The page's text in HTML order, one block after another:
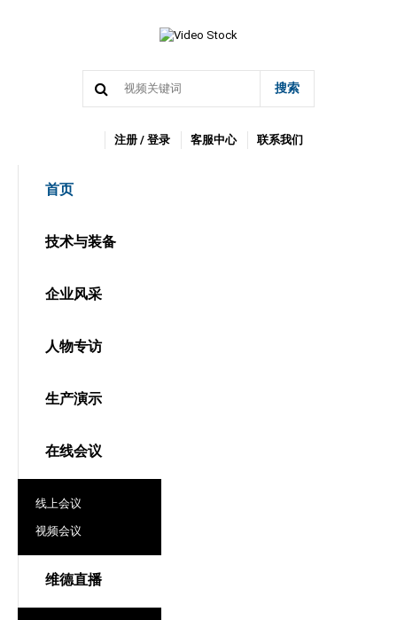
搜索
注册 / 登录 客服中心 联系我们
首页
技术与装备
企业风采
人物专访
生产演示
在线会议
线上会议
视频会议
维德直播